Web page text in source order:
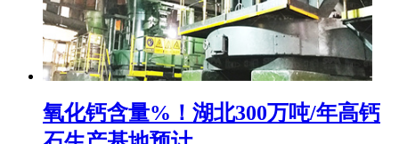
氧化钙含量%！湖北300万吨/年高钙